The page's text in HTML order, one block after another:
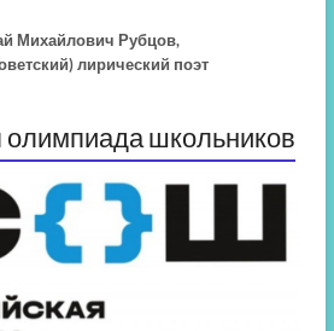
Михайлович Рубцов,
лирический поэт
олимпиада школьников